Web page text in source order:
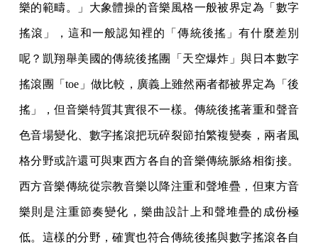
樂的範疇。」大象體操的音樂風格一般被界定為「數字
搖滾」，這和一般認知裡的「傳統後搖」有什麼差別
呢？凱翔舉美國的傳統後搖團「天空爆炸」與日本數字
搖滾團「toe」做比較，廣義上雖然兩者都被界定為「後
搖」，但音樂特質其實很不一樣。傳統後搖著重和聲音
色音場變化、數字搖滾把玩碎裂節拍繁複變奏，兩者風
格分野或許還可與東西方各自的音樂傳統脈絡相銜接。
西方音樂傳統從宗教音樂以降注重和聲堆疊，但東方音
樂則是注重節奏變化，樂曲設計上和聲堆疊的成份極
低。這樣的分野，確實也符合傳統後搖與數字搖滾各自